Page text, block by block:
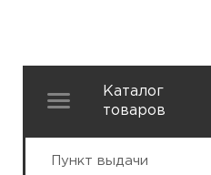
Каталог
товаров
Пункт выдачи